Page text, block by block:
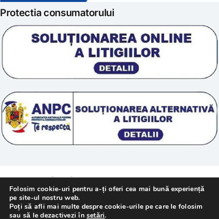
Scoala „Sanatate 5D”
Tratamente naturale
Prelucrarea datelor
Termeni si conditii
Politica cookie
Protectia consumatorului
© 2011 – [year] Fundatia Simile. Toate drepturile
rezervate.
Folosim cookie-uri pentru a-ți oferi cea mai bună experiență
pe site-ul nostru web.
Poți să afli mai multe despre cookie-urile pe care le folosim
sau să le dezactivezi în setări.